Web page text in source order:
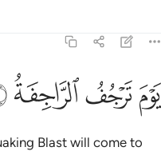
يوم ترجف الراجفة ٦
يَوْمَ تَرْجُفُ ٱلرَّاجِفَةُ ٦
ﲡﲢﲣ
Blast will come to